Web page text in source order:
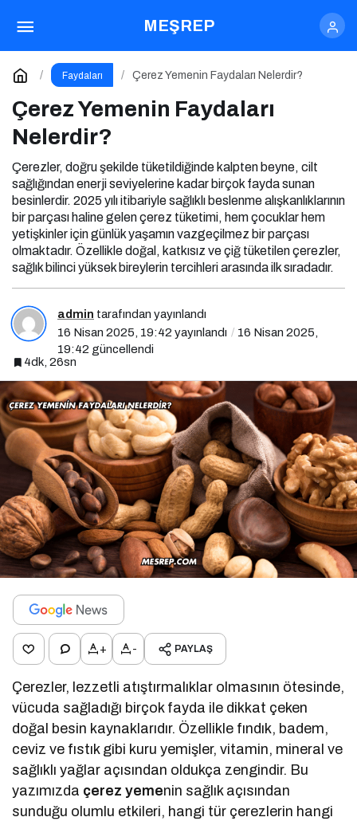
MEŞREP
Faydaları Çerez Yemenin Faydaları Nelerdir?
Çerez Yemenin Faydaları
Nelerdir?
Çerezler, doğru şekilde tüketildiğinde kalpten beyne, cilt
sağlığından enerji seviyelerine kadar birçok fayda sunan
besinlerdir. 2025 yılı itibariyle sağlıklı beslenme alışkanlıklarının
bir parçası haline gelen çerez tüketimi, hem çocuklar hem
yetişkinler için günlük yaşamın vazgeçilmez bir parçası
olmaktadır. Özellikle doğal, katkısız ve çiğ tüketilen çerezler,
sağlık bilinci yüksek bireylerin tercihleri arasında ilk sıradadır.
admin tarafından yayınlandı
16 Nisan 2025, 19:42 yayınlandı
16 Nisan 2025,
19:42 güncellendi
4dk, 26sn
+ - PAYLAŞ
Çerezler, lezzetli atıştırmalıklar olmasının ötesinde,
vücuda sağladığı birçok fayda ile dikkat çeken
doğal besin kaynaklarıdır. Özellikle fındık, badem,
ceviz ve fıstık gibi kuru yemişler, vitamin, mineral ve
sağlıklı yağlar açısından oldukça zengindir. Bu
yazımızda çerez yemenin sağlık açısından
sunduğu olumlu etkileri, hangi tür çerezlerin hangi
Çerez Yemenin Faydaları Nelerdir?
Yorum Yap